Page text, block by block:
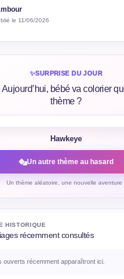
le 11/06/2026
✨SURPRISE DU JOUR
Aujourd’hui, bébé va colorier
thème ?
Hawkeye
Un autre thème au hasard
Un thème aléatoire, une nouvelle aventure
HISTORIQUE
récemment consultés
ouverts récemment apparaîtront ici.